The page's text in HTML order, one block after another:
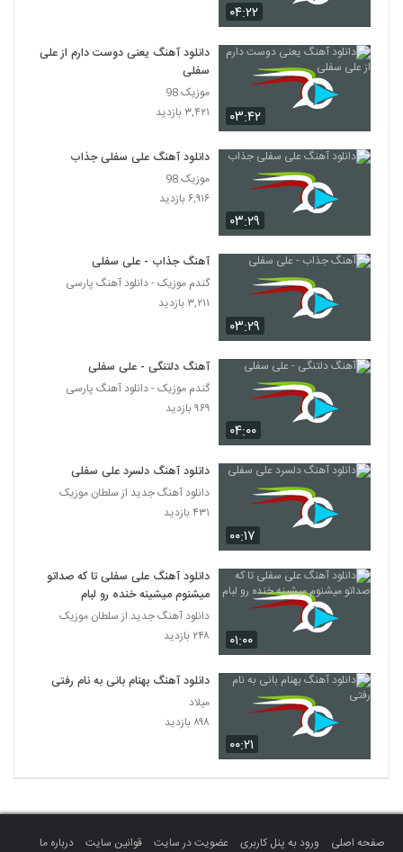
۰۴:۲۲
۰۳:۴۲
دانلود آهنگ یعنی دوست دارم از علی
سفلی
موزیک 98
۳,۴۲۱ بازدید
۰۳:۲۹
دانلود آهنگ علی سفلی جذاب
موزیک 98
۶,۹۱۶ بازدید
۰۳:۲۹
آهنگ جذاب - علی سفلی
گندم موزیک - دانلود آهنگ پارسی
۳,۲۱۱ بازدید
۰۴:۰۰
آهنگ دلتنگی - علی سفلی
گندم موزیک - دانلود آهنگ پارسی
۹۶۹ بازدید
۰۰:۱۷
دانلود آهنگ دلسرد علی سفلی
دانلود آهنگ جدید از سلطان موزیک
۴۳۱ بازدید
۰۱:۰۰
دانلود آهنگ علی سفلی تا که صداتو
میشنوم میشینه خنده رو لبام
دانلود آهنگ جدید از سلطان موزیک
۲۴۸ بازدید
۰۰:۲۱
دانلود آهنگ بهنام بانی به نام رفتی
میلاد
۸۹۸ بازدید
صفحه اصلی ورود به پنل کاربری عضویت در سایت قوانین سایت درباره ما